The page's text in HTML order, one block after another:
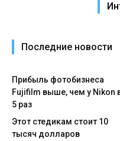
Последние новости
Прибыль фотобизнеса
Fujifilm выше, чем у Nikon
5 раз
Этот стедикам стоит 10
тысяч долларов